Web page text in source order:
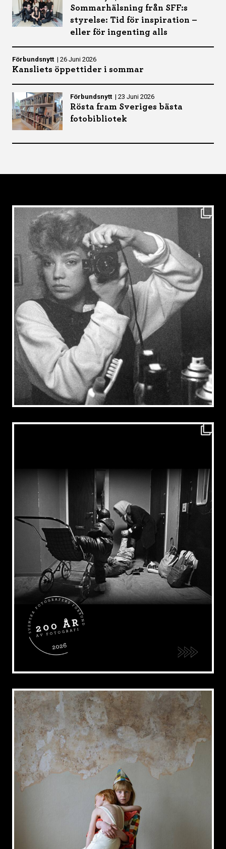
Sommarhälsning från SFF:s
styrelse: Tid för inspiration –
eller för ingenting alls
Förbundsnytt | 26 Juni 2026
Kansliets öppettider i sommar
Förbundsnytt | 23 Juni 2026
Rösta fram Sveriges bästa
fotobibliotek